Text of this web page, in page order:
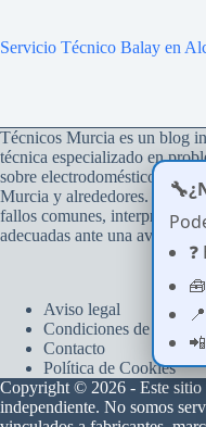
Servicio Técnico Balay en
Técnicos Murcia es un blog
técnica especializado en
sobre electrodomésticos del
Murcia y alrededores. Su
fallos comunes, interpretar
adecuadas ante una avería.
Aviso legal
Condiciones de uso
Contacto
Política de Cookies
Copyright © 2026 - Este
independiente. No somos
🔧